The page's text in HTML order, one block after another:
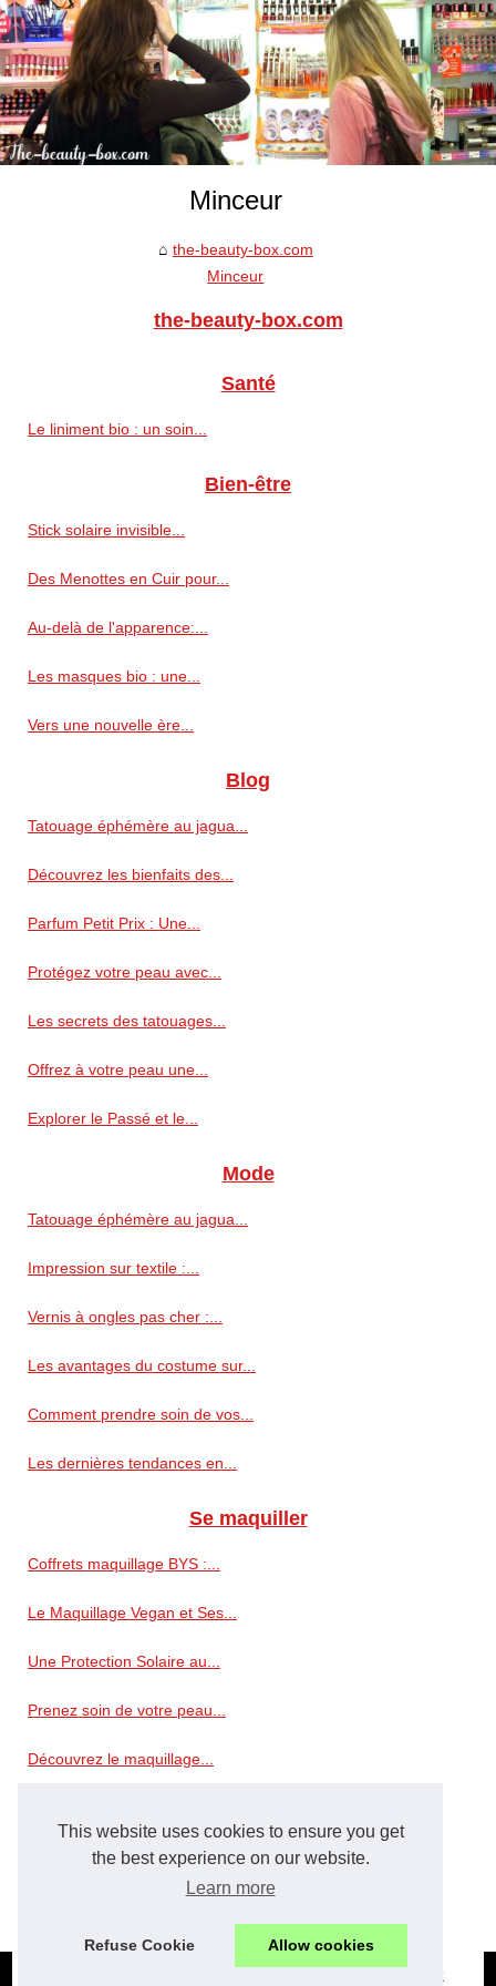
This website uses cookies to ensure you get
the best experience on our website.
Learn more
Refuse Cookie Allow cookies
Minceur
the-beauty-box.com
Minceur
the-beauty-box.com
Santé
Le liniment bio : un soin...
Bien-être
Stick solaire invisible...
Des Menottes en Cuir pour...
Au-delà de l'apparence:...
Les masques bio : une...
Vers une nouvelle ère...
Blog
Tatouage éphémère au jagua...
Découvrez les bienfaits des...
Parfum Petit Prix : Une...
Protégez votre peau avec...
Les secrets des tatouages...
Offrez à votre peau une...
Explorer le Passé et le...
Mode
Tatouage éphémère au jagua...
Impression sur textile :...
Vernis à ongles pas cher :...
Les avantages du costume sur...
Comment prendre soin de vos...
Les dernières tendances en...
Se maquiller
Coffrets maquillage BYS :...
Le Maquillage Vegan et Ses...
Une Protection Solaire au...
Prenez soin de votre peau...
Découvrez le maquillage...
Trouvez votre Calendrier de...
Cookies Policy